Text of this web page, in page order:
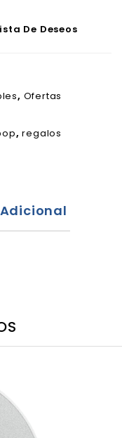
De Deseos
, Ofertas
,regalos